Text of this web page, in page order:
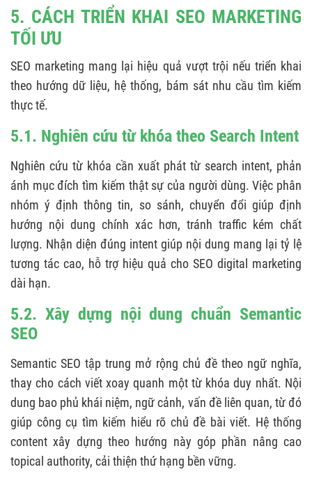
5. CÁCH TRIỂN KHAI SEO MARKETING
TỐI ƯU
SEO marketing mang lại hiệu quả vượt trội nếu triển khai
theo hướng dữ liệu, hệ thống, bám sát nhu cầu tìm kiếm
thực tế.
5.1. Nghiên cứu từ khóa theo Search Intent
Nghiên cứu từ khóa cần xuất phát từ search intent, phản
ánh mục đích tìm kiếm thật sự của người dùng. Việc phân
nhóm ý định thông tin, so sánh, chuyển đổi giúp định
hướng nội dung chính xác hơn, tránh traffic kém chất
lượng. Nhận diện đúng intent giúp nội dung mang lại tỷ lệ
tương tác cao, hỗ trợ hiệu quả cho SEO digital marketing
dài hạn.
5.2. Xây dựng nội dung chuẩn Semantic
SEO
Semantic SEO tập trung mở rộng chủ đề theo ngữ nghĩa,
thay cho cách viết xoay quanh một từ khóa duy nhất. Nội
dung bao phủ khái niệm, ngữ cảnh, vấn đề liên quan, từ đó
giúp công cụ tìm kiếm hiểu rõ chủ đề bài viết. Hệ thống
content xây dựng theo hướng này góp phần nâng cao
topical authority, cải thiện thứ hạng bền vững.